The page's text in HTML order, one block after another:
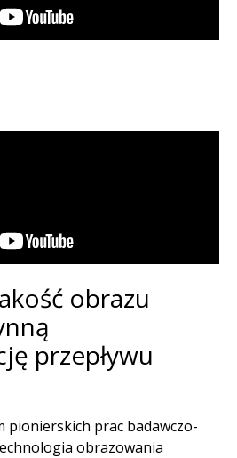
obrazu
przepływu
pionierskich prac badawczo-
obrazowania